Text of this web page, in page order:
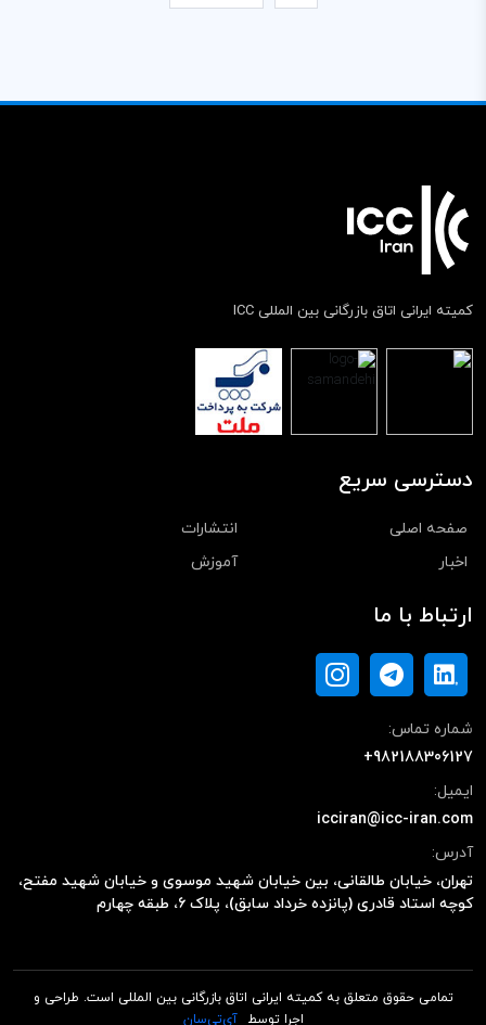
کمیته ایرانی اتاق بازرگانی بین المللی ICC
دسترسی سریع
صفحه اصلی
انتشارات
اخبار
آموزش
ارتباط با ما
شماره تماس:
+982188306127
ایمیل:
icciran@icc-iran.com
آدرس:
تهران، خیابان طالقانی، بین خیابان شهید موسوی و خیابان شهید مفتح،
کوچه استاد قادری (پانزده خرداد سابق)، پلاک ۶، طبقه چهارم
تمامی حقوق متعلق به کمیته ایرانی اتاق بازرگانی بین المللی است. طراحی و
اجرا توسط
آی‌تی‌سان